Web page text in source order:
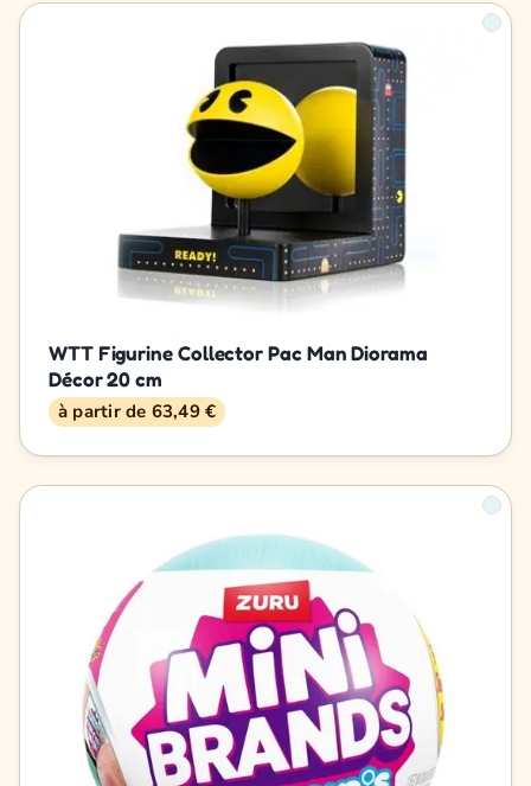
WTT Figurine Collector Pac Man Diorama
Décor 20 cm
à partir de 63,49 €